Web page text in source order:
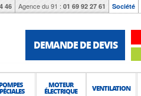
46 Agence du 91 : 01 69 92 27 61 Société
DEMANDE DE DEVIS
MOTEUR
ÉLECTRIQUE VENTILATION